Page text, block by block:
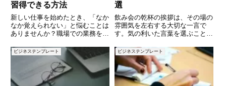
習得できる方法
新しい仕事を始めたとき、「なか
なか覚えられない」と悩むことは
ありませんか？職場での業務をス
的な学習方法や心構えが重要で
す。仕事を覚えるのが早い人には
共通点があり、それを意識するだ
けで成長のスピードが変わりま
す。
選
飲み会の乾杯の挨拶は、その場の
雰囲気を左右する大切な一言で
す。気の利いた言葉を選ぶこと
しい時間が始まります。しかし、
どんな言葉を選べば良いか悩む方
も多いのではないでしょうか。本
記事では、飲み会のシーン別に使
える
ビジネステンプレート ビジネステンプレート